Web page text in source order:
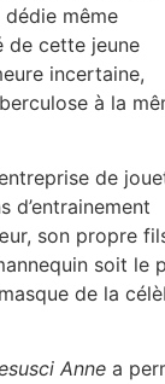
même
de cette jeune
incertaine,
à la
de
d’entrainement
son propre
soit le
de la
Anne a